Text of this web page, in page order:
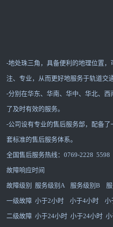
-地处珠三角，具备便利的地理位置
注、专业，从而更好地服务于轨道交
-分别在华东、华南、华中、华北、
了及时有效的服务。
-公司设有专业的售后服务部，配备
套标准的售后服务体系。
全国售后服务热线：0769-2228 5598
故障响应时间
故障级别 服务级别A 服务级别B 服
一级故障 小于2小时 小于4小时 小
二级故障 小于24小时 小于24小时 小